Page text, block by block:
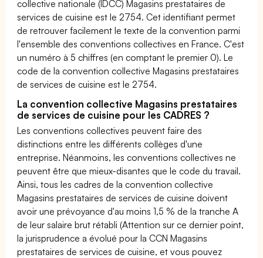
collective nationale (IDCC) Magasins prestataires de
services de cuisine est le 2754. Cet identifiant permet
de retrouver facilement le texte de la convention parmi
l'ensemble des conventions collectives en France. C'est
un numéro à 5 chiffres (en comptant le premier 0). Le
code de la convention collective Magasins prestataires
de services de cuisine est le 2754.
La convention collective Magasins prestataires
de services de cuisine pour les CADRES ?
Les conventions collectives peuvent faire des
distinctions entre les différents collèges d'une
entreprise. Néanmoins, les conventions collectives ne
peuvent être que mieux-disantes que le code du travail.
Ainsi, tous les cadres de la convention collective
Magasins prestataires de services de cuisine doivent
avoir une prévoyance d'au moins 1,5 % de la tranche A
de leur salaire brut rétabli (Attention sur ce dernier point,
la jurisprudence a évolué pour la CCN Magasins
prestataires de services de cuisine, et vous pouvez